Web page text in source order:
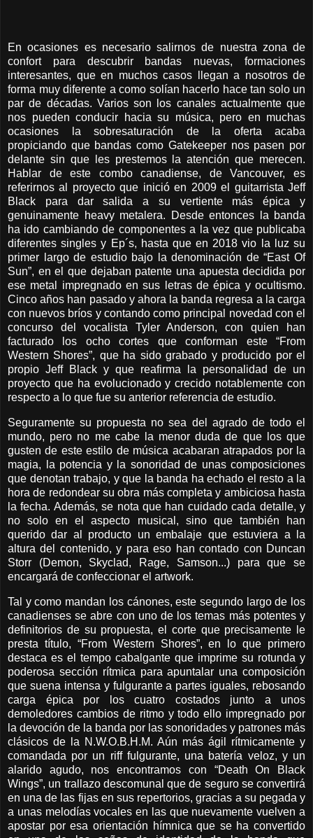
En ocasiones es necesario salirnos de nuestra zona de
confort para descubrir bandas nuevas, formaciones
interesantes, que en muchos casos llegan a nosotros de
forma muy diferente a como solían hacerlo hace tan solo un
par de décadas. Varios son los canales actualmente que
nos pueden conducir hacia su música, pero en muchas
ocasiones la sobresaturación de la oferta acaba
propiciando que bandas como Gatekeeper nos pasen por
delante sin que les prestemos la atención que merecen.
Hablar de este combo canadiense, de Vancouver, es
referirnos al proyecto que inició en 2009 el guitarrista Jeff
Black para dar salida a su vertiente más épica y
genuinamente heavy metalera. Desde entonces la banda
ha ido cambiando de componentes a la vez que publicaba
diferentes singles y Ep´s, hasta que en 2018 vio la luz su
primer largo de estudio bajo la denominación de “East Of
Sun”, en el que dejaban patente una apuesta decidida por
ese metal impregnado en sus letras de épica y ocultismo.
Cinco años han pasado y ahora la banda regresa a la carga
con nuevos bríos y contando como principal novedad con el
concurso del vocalista Tyler Anderson, con quien han
facturado los ocho cortes que conforman este “From
Western Shores”, que ha sido grabado y producido por el
propio Jeff Black y que reafirma la personalidad de un
proyecto que ha evolucionado y crecido notablemente con
respecto a lo que fue su anterior referencia de estudio.
Seguramente su propuesta no sea del agrado de todo el
mundo, pero no me cabe la menor duda de que los que
gusten de este estilo de música acabaran atrapados por la
magia, la potencia y la sonoridad de unas composiciones
que denotan trabajo, y que la banda ha echado el resto a la
hora de redondear su obra más completa y ambiciosa hasta
la fecha. Además, se nota que han cuidado cada detalle, y
no solo en el aspecto musical, sino que también han
querido dar al producto un embalaje que estuviera a la
altura del contenido, y para eso han contado con Duncan
Storr (Demon, Skyclad, Rage, Samson...) para que se
encargará de confeccionar el artwork.
Tal y como mandan los cánones, este segundo largo de los
canadienses se abre con uno de los temas más potentes y
definitorios de su propuesta, el corte que precisamente le
presta título, “From Western Shores”, en lo que primero
destaca es el tempo cabalgante que imprime su rotunda y
poderosa sección rítmica para apuntalar una composición
que suena intensa y fulgurante a partes iguales, rebosando
carga épica por los cuatro costados junto a unos
demoledores cambios de ritmo y todo ello impregnado por
la devoción de la banda por las sonoridades y patrones más
clásicos de la N.W.O.B.H.M. Aún más ágil rítmicamente y
comandada por un riff fulgurante, una batería veloz, y un
alarido agudo, nos encontramos con “Death On Black
Wings”, un trallazo descomunal que de seguro se convertirá
en una de las fijas en sus repertorios, gracias a su pegada y
a unas melodías vocales en las que nuevamente vuelven a
apostar por esa orientación hímnica que se ha convertido